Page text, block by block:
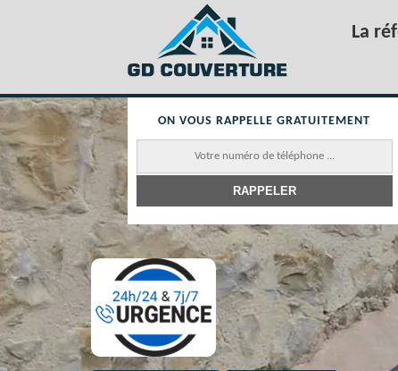
La
ON VOUS RAPPELLE GRATUITEMENT